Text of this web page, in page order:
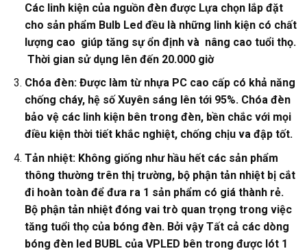
Các linh kiện của nguồn đèn được Lựa chọn lắp đặt
cho sản phẩm Bulb Led đều là những linh kiện có chất
lượng cao giúp tăng sự ổn định và nâng cao tuổi thọ.
Thời gian sử dụng lên đến 20.000 giờ
Chóa đèn: Được làm từ nhựa PC cao cấp có khả năng
chống cháy, hệ số Xuyên sáng lên tới 95%. Chóa đèn
bảo vệ các linh kiện bên trong đèn, bền chắc với mọi
điều kiện thời tiết khắc nghiệt, chống chịu va đập tốt.
Tản nhiệt: Không giống như hầu hết các sản phẩm
thông thường trên thị trường, bộ phận tản nhiệt bị cắt
đi hoàn toàn để đưa ra 1 sản phẩm có giá thành rẻ.
Bộ phận tản nhiệt đóng vai trò quan trọng trong việc
tăng tuổi thọ của bóng đèn. Bởi vậy Tất cả các dòng
bóng đèn led BUBL của VPLED bên trong được lót 1